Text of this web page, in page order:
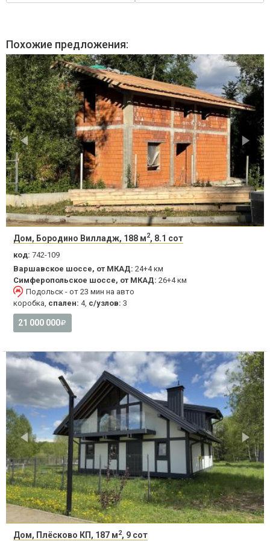
Похожие предложения:
Дом, Бородино Вилладж, 188 м2, 8.1 сот
код: 742-109
Варшавское шоссе, от МКАД: 24+4 км
Симферопольское шоссе, от МКАД: 26+4 км
Подольск - от 23 мин на авто
коробка, спален: 4, с/узлов: 3
21 000 000
Дом, Плёсково КП, 187 м2, 9 сот